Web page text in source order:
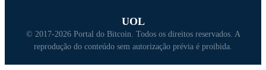
UOL
© 2017-2026 Portal do Bitcoin. Todos os direitos reservados. A
reprodução do conteúdo sem autorização prévia é proibida.